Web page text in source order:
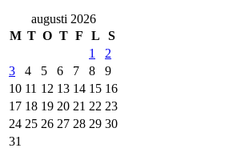
augusti 2026
M T O T F L
S
1
2
3
4 5 6 7 8
9
10 11 12 13 14 15 16
17 18 19 20 21 22 23
24 25 26 27 28 29 30
31